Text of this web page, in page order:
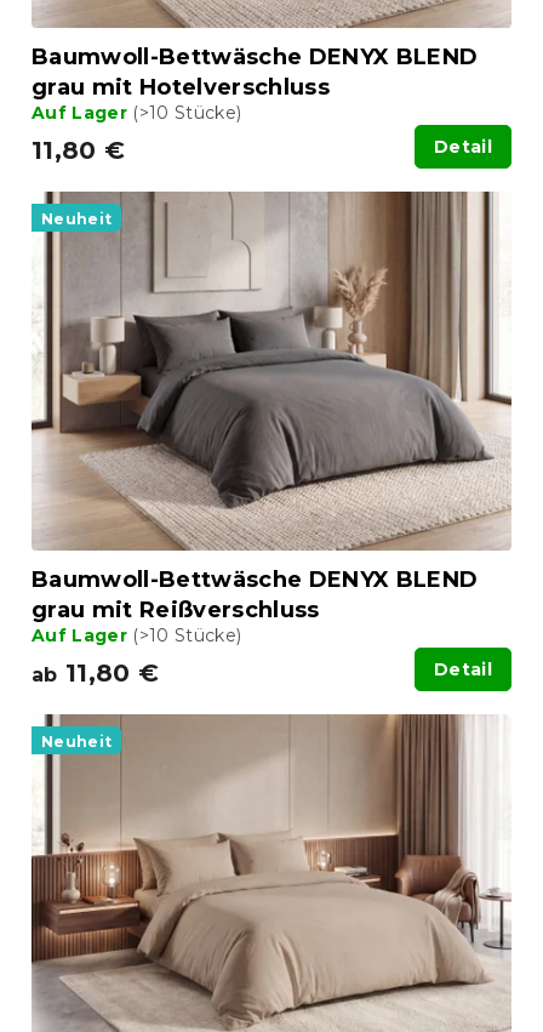
k
Baumwoll-Bettwäsche DENYX BLEND
grau mit Hotelverschluss
Auf Lager (>10 Stücke)
11,80 € Detail
Neuheit
Baumwoll-Bettwäsche DENYX BLEND
grau mit Reißverschluss
Auf Lager (>10 Stücke)
ab 11,80 € Detail
Neuheit